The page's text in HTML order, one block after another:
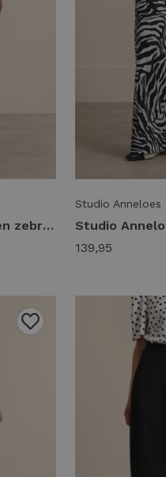
Studio Anneloes grayden zebra short 14414 Korte broeken 9017 black/ecru
Studio Anneloes
139,95